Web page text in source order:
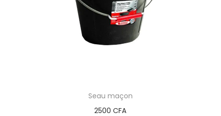
Seau maçon
2500CFA